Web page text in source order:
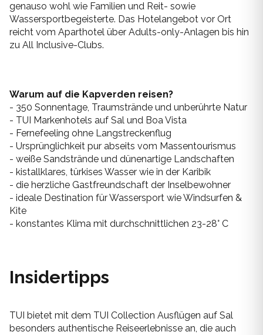
Zypern
Paros
Patmos
Santorin
Serifos
Sifnos
Skiathos
Hochzeit
genauso wohl wie Familien und Reit- sowie
Wassersportbegeisterte. Das Hotelangebot vor Ort
reicht vom Aparthotel über Adults-only-Anlagen bis hin
zu All Inclusive-Clubs.
Warum auf die Kapverden reisen?
- 350 Sonnentage, Traumstrände und unberührte Natur
- TUI Markenhotels auf Sal und Boa Vista
- Fernefeeling ohne Langstreckenflug
- Ursprünglichkeit pur abseits vom Massentourismus
- weiße Sandstrände und dünenartige Landschaften
- kistallklares, türkises Wasser wie in der Karibik
- die herzliche Gastfreundschaft der Inselbewohner
- ideale Destination für Wassersport wie Windsurfen &
Kite
- konstantes Klima mit durchschnittlichen 23-28° C
Insidertipps
TUI bietet mit dem TUI Collection Ausflügen auf Sal
besonders authentische Reiseerlebnisse an, die auch